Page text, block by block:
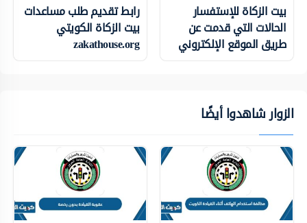
بيت الزكاة للإستفسار
الحالات التي قدمت عن
طريق الموقع الإلكتروني
رابط تقديم طلب مساعدات
بيت الزكاة الكويتي
zakathouse.org
الزوار شاهدوا أيضًا